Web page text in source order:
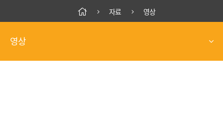
영상
자료 영상